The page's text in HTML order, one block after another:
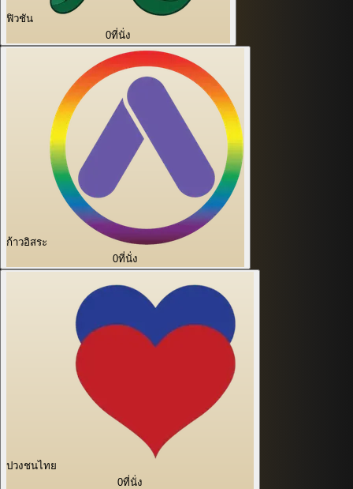
ฟิวชัน
0ที่นั่ง
ก้าวอิสระ
0ที่นั่ง
ปวงชนไทย
0ที่นั่ง